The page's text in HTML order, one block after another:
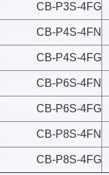
CB-P3S-4FG
CB-P4S-4FN
CB-P4S-4FG
CB-P6S-4FN
CB-P6S-4FG
CB-P8S-4FN
CB-P8S-4FG